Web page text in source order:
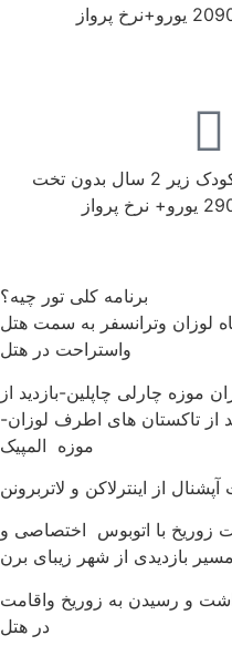
یورو+نرخ پرواز
زیر 2 سال بدون تخت
نرخ پرواز
برنامه کلی تور چیه؟
لوزان وترانسفر به سمت هتل
واستراحت در هتل
چارلی چاپلین-بازدید از
از تاکستان های اطرف لوزان-
موزه المپیک
از اینترلاکن و لاتربرونن
با اتوبوس اختصاصی و
بازدیدی از شهر زیبای برن
و رسیدن به زوریخ واقامت
در هتل